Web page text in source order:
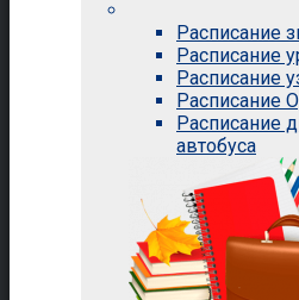
Расписание
Расписание
Расписание
Расписание
Расписание
автобуса